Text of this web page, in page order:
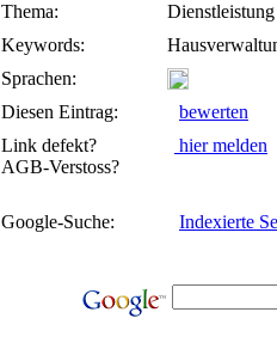
Thema:
Dienstleistung
Keywords:
Sprachen:
Diesen Eintrag:
bewerten
Link defekt?
AGB-Verstoss?
hier melden
Google-Suche: Indexierte